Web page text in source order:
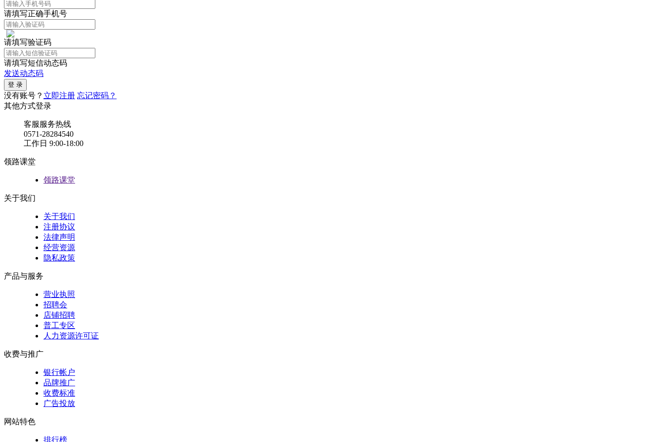
请填写正确手机号
请填写验证码
请填写短信动态码
发送动态码
没有账号？ 立即注册 忘记密码？
其他方式登录
客服服务热线
0571-28284540
工作日 9:00-18:00
领路课堂
领路课堂
关于我们
关于我们
注册协议
法律声明
经营资源
隐私政策
产品与服务
营业执照
招聘会
店铺招聘
普工专区
人力资源许可证
收费与推广
银行帐户
品牌推广
收费标准
广告投放
网站特色
排行榜